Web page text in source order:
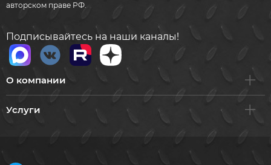
авторском праве РФ.
Подписывайтесь на наши каналы!
О компании
Услуги